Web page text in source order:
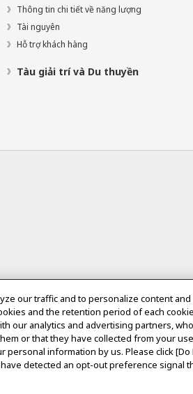
Thông tin chi tiết về năng lượng
Tài nguyên
Hỗ trợ khách hàng
Tàu giải trí và Du thuyền
our traffic and to personalize content and
and the retention period of each
our analytics and advertising partners,
or that they have collected from your
information by us. Please click [Do
detected an opt-out preference signal